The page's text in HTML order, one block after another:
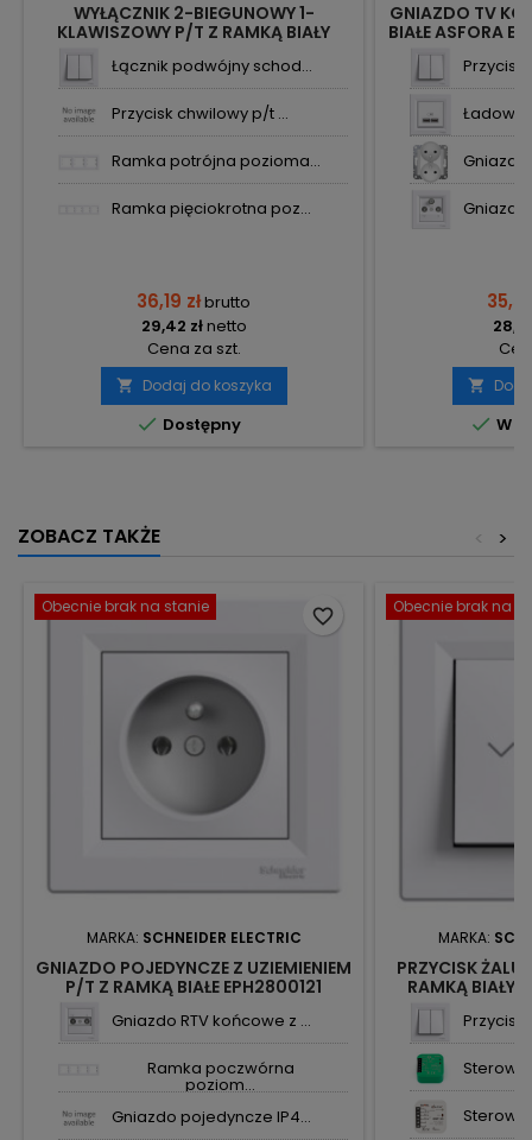
WYŁĄCZNIK 2-BIEGUNOWY 1-
KLAWISZOWY P/T Z RAMKĄ BIAŁY
EPH0200321 ASFORA SCHNEIDER
Łącznik podwójny schod...
Przycisk chwilowy p/t ...
Ramka potrójna pozioma...
Ramka pięciokrotna poz...
36,19 złbrutto
29,42 złnetto
Cena za szt.
 Dodaj do koszyka
 Dostępny
GNIAZDO TV
BIAŁE ASFORA
Przycisk
Gniazdo

 W
ZOBACZ TAKŻE >
<
Obecnie brak na stanie
MARKA: SCHNEIDER ELECTRIC
GNIAZDO POJEDYNCZE Z UZIEMIENIEM
P/T Z RAMKĄ BIAŁE EPH2800121
ASFORA SCHNEIDER ELECTRIC
Gniazdo RTV końcowe z ...
Ramka poczwórna
poziom...
Gniazdo pojedyncze IP4...
favorite_border Obecnie brak na
MARKA:
PRZYCISK
RAMKĄ BIAŁY
Przycisk